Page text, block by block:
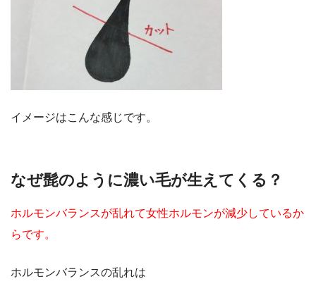
イメージはこんな感じです。
なぜ髭のように濃い毛が生えてくる？
ホルモンバランスが乱れて女性ホルモンが減少しているか
らです。
ホルモンバランスの乱れは